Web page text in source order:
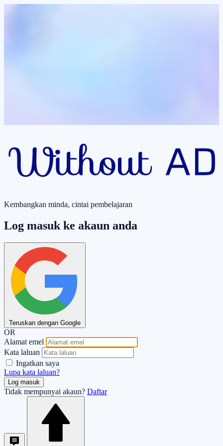
Kembangkan minda, cintai pembelajaran
Log masuk ke akaun anda
Teruskan dengan Google
OR
Alamat emel
Kata laluan
Ingatkan saya
Lupa kata laluan?
Log masuk
Tidak mempunyai akaun? Daftar